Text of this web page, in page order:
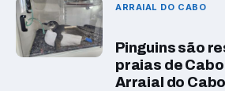
ARRAIAL DO CABO
Pinguins são
praias de
Arraial do